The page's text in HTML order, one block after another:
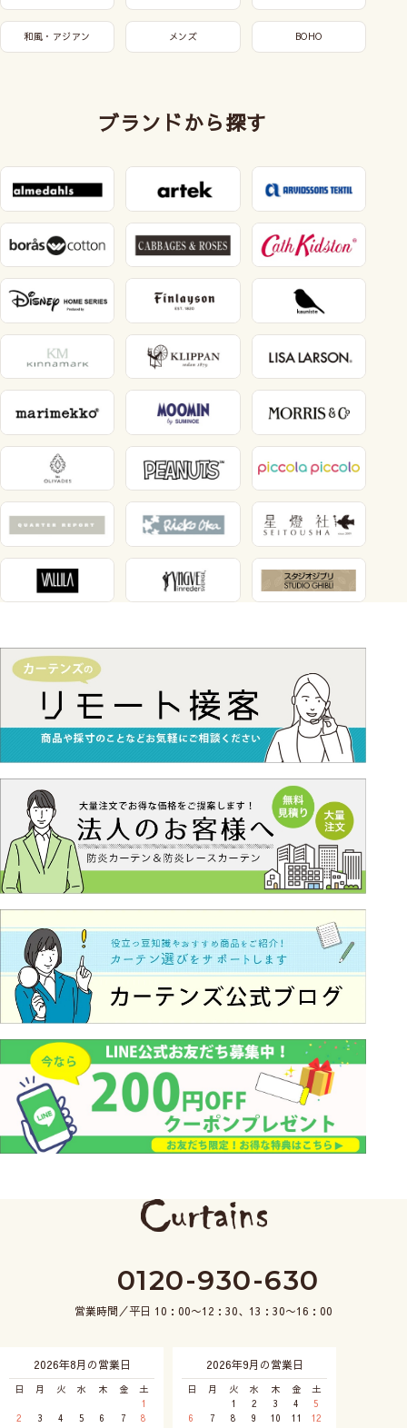
和風・アジアン メンズ BOHO
ブランドから探す
0120-930-630
営業時間／平日 10：00〜12：30、13：30〜16：00
2026年8月の営業日
日 月 火 水 木 金
土
1
2
3 4 5 6 7
8
2026年9月の営業日
日 月 火 水 木 金
土
1
2 3 4
5
6
7 8 9 10 11
12